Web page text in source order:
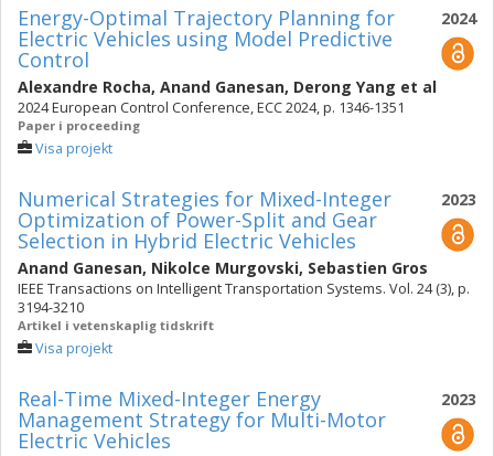
2024
Energy-Optimal Trajectory Planning for
Electric Vehicles using Model Predictive
Control
Alexandre Rocha, Anand Ganesan, Derong Yang et al
2024 European Control Conference, ECC 2024, p. 1346-1351
Paper i proceeding
Visa projekt
2023
Numerical Strategies for Mixed-Integer
Optimization of Power-Split and Gear
Selection in Hybrid Electric Vehicles
Anand Ganesan, Nikolce Murgovski, Sebastien Gros
IEEE Transactions on Intelligent Transportation Systems. Vol. 24 (3), p.
3194-3210
Artikel i vetenskaplig tidskrift
Visa projekt
2023
Real-Time Mixed-Integer Energy
Management Strategy for Multi-Motor
Electric Vehicles